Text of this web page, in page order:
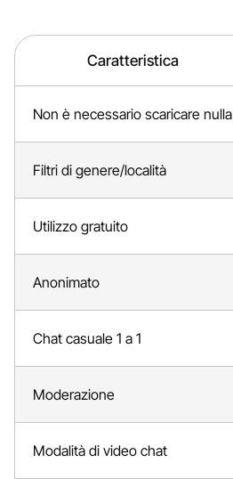
Caratteristica
Non è necessario scaricare nulla
Filtri di genere/località
Utilizzo gratuito
Anonimato
Chat casuale 1 a 1
Moderazione
Modalità di video chat